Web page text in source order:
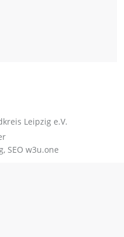
Leipzig e.V.
SEO w3u.one